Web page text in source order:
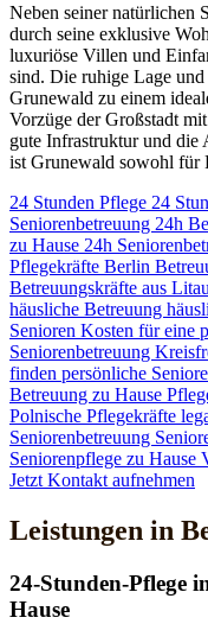
Neben seiner natürlichen
durch seine exklusive
luxuriöse Villen und
sind. Die ruhige Lage
Grunewald zu einem
Vorzüge der Großstadt
gute Infrastruktur und die
ist Grunewald sowohl für
24 Stunden Pflege 24
Seniorenbetreuung 24h
zu Hause 24h
Pflegekräfte Berlin
Betreuungskräfte aus
häusliche Betreuung
Senioren Kosten für eine
Seniorenbetreuung
finden persönliche
Betreuung zu Hause
Polnische Pflegekräfte
Seniorenbetreuung
Seniorenpflege zu Hause
Jetzt Kontakt aufnehmen
Leistungen in
24-Stunden-Pflege
Hause